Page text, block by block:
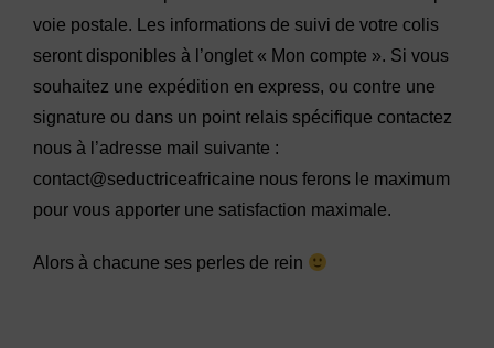
voie postale. Les informations de suivi de votre colis
seront disponibles à l’onglet « Mon compte ». Si vous
souhaitez une expédition en express, ou contre une
signature ou dans un point relais spécifique contactez
nous à l’adresse mail suivante :
contact@seductriceafricaine nous ferons le maximum
pour vous apporter une satisfaction maximale.
Alors à chacune ses perles de rein